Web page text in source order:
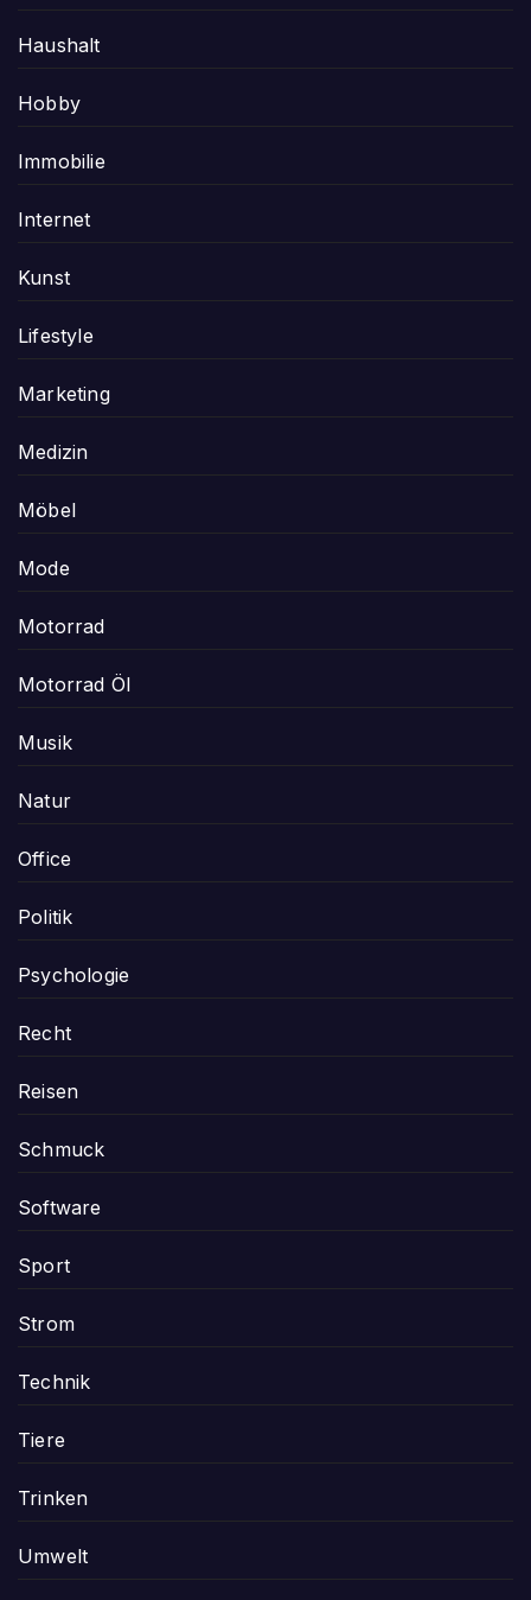
Haushalt
Hobby
Immobilie
Internet
Kunst
Lifestyle
Marketing
Medizin
Möbel
Mode
Motorrad
Motorrad Öl
Musik
Natur
Office
Politik
Psychologie
Recht
Reisen
Schmuck
Software
Sport
Strom
Technik
Tiere
Trinken
Umwelt